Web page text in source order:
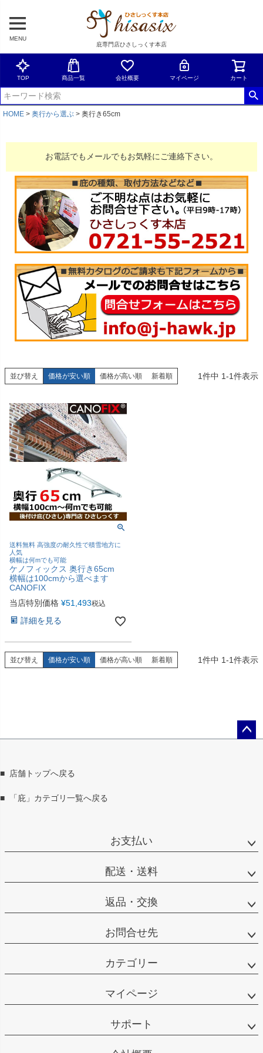
MENU
庇専門店ひさしっくす本店
TOP 商品一覧 会社概要 マイページ カート
HOME 奥行から選ぶ 奥行き65cm
お電話でもメールでもお気軽にご連絡下さい。
並び替え 価格が安い順 価格が高い順 新着順 1件中 1-1件表示
送料無料 高強度の耐久性で積雪地方に
人気
横幅は何mでも可能
ケノフィックス 奥行き65cm
横幅は100cmから選べます
CANOFIX
当店特別価格 ¥51,493税込
詳細を見る
並び替え 価格が安い順 価格が高い順 新着順 1件中 1-1件表示
■ 店舗トップへ戻る
■ 「庇」カテゴリ一覧へ戻る
お支払い
配送・送料
返品・交換
お問合せ先
カテゴリー
マイページ
サポート